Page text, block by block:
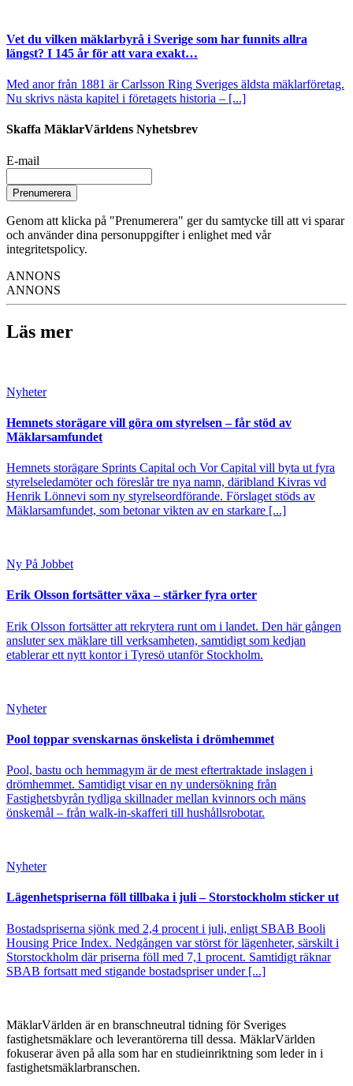
Vet du vilken mäklarbyrå i Sverige som har funnits allra
längst? I 145 år för att vara exakt…
Med anor från 1881 är Carlsson Ring Sveriges äldsta mäklarföretag.
Nu skrivs nästa kapitel i företagets historia – [...]
Skaffa MäklarVärldens Nyhetsbrev
E-mail
Prenumerera
Genom att klicka på "Prenumerera" ger du samtycke till att vi sparar
och använder dina personuppgifter i enlighet med vår
integritetspolicy.
ANNONS
ANNONS
Läs mer
Nyheter
Hemnets storägare vill göra om styrelsen – får stöd av
Mäklarsamfundet
Hemnets storägare Sprints Capital och Vor Capital vill byta ut fyra
styrelseledamöter och föreslår tre nya namn, däribland Kivras vd
Henrik Lönnevi som ny styrelseordförande. Förslaget stöds av
Mäklarsamfundet, som betonar vikten av en starkare [...]
Ny På Jobbet
Erik Olsson fortsätter växa – stärker fyra orter
Erik Olsson fortsätter att rekrytera runt om i landet. Den här gången
ansluter sex mäklare till verksamheten, samtidigt som kedjan
etablerar ett nytt kontor i Tyresö utanför Stockholm.
Nyheter
Pool toppar svenskarnas önskelista i drömhemmet
Pool, bastu och hemmagym är de mest eftertraktade inslagen i
drömhemmet. Samtidigt visar en ny undersökning från
Fastighetsbyrån tydliga skillnader mellan kvinnors och mäns
önskemål – från walk-in-skafferi till hushållsrobotar.
Nyheter
Lägenhetspriserna föll tillbaka i juli – Storstockholm sticker ut
Bostadspriserna sjönk med 2,4 procent i juli, enligt SBAB Booli
Housing Price Index. Nedgången var störst för lägenheter, särskilt i
Storstockholm där priserna föll med 7,1 procent. Samtidigt räknar
SBAB fortsatt med stigande bostadspriser under [...]
MäklarVärlden är en branschneutral tidning för Sveriges
fastighetsmäklare och leverantörerna till dessa. MäklarVärlden
fokuserar även på alla som har en studieinriktning som leder in i
fastighetsmäklarbranschen.